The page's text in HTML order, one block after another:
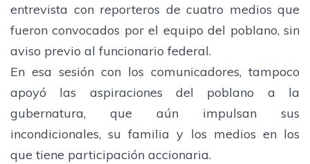
entrevista con reporteros de cuatro medios que
fueron convocados por el equipo del poblano, sin
aviso previo al funcionario federal.
En esa sesión con los comunicadores, tampoco
apoyó las aspiraciones del poblano a la
gubernatura, que aún impulsan sus
incondicionales, su familia y los medios en los
que tiene participación accionaria.